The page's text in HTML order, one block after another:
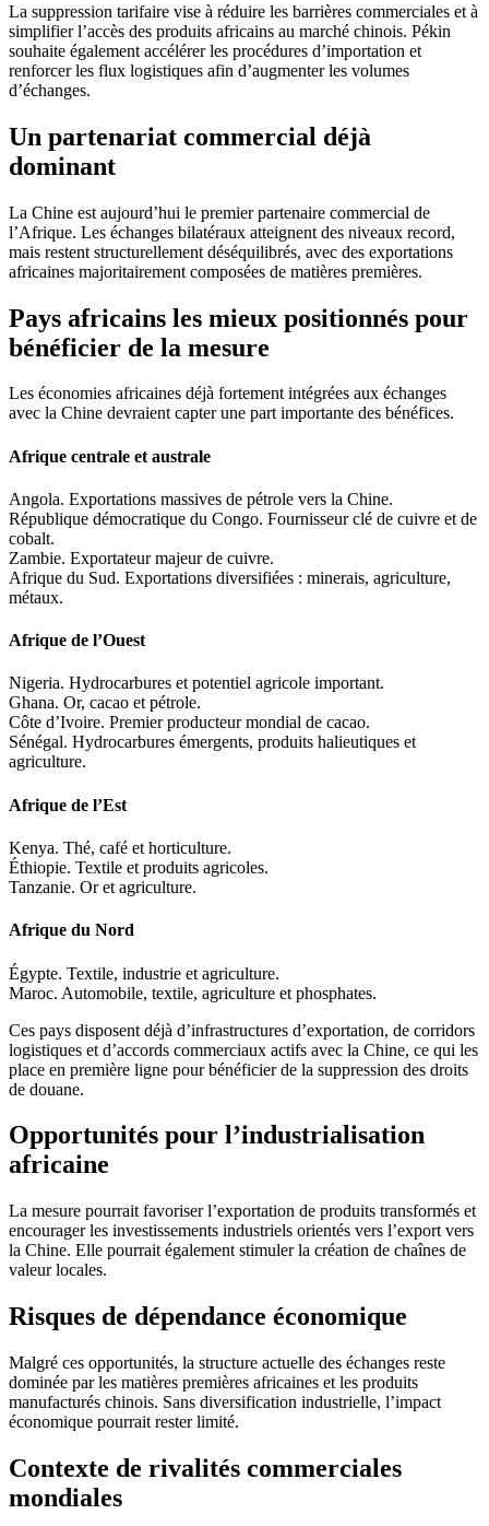
La suppression tarifaire vise à réduire les barrières commerciales et à
simplifier l’accès des produits africains au marché chinois. Pékin
souhaite également accélérer les procédures d’importation et
renforcer les flux logistiques afin d’augmenter les volumes
d’échanges.
Un partenariat commercial déjà
dominant
La Chine est aujourd’hui le premier partenaire commercial de
l’Afrique. Les échanges bilatéraux atteignent des niveaux record,
mais restent structurellement déséquilibrés, avec des exportations
africaines majoritairement composées de matières premières.
Pays africains les mieux positionnés pour
bénéficier de la mesure
Les économies africaines déjà fortement intégrées aux échanges
avec la Chine devraient capter une part importante des bénéfices.
Afrique centrale et australe
Angola. Exportations massives de pétrole vers la Chine.
République démocratique du Congo. Fournisseur clé de cuivre et de
cobalt.
Zambie. Exportateur majeur de cuivre.
Afrique du Sud. Exportations diversifiées : minerais, agriculture,
métaux.
Afrique de l’Ouest
Nigeria. Hydrocarbures et potentiel agricole important.
Ghana. Or, cacao et pétrole.
Côte d’Ivoire. Premier producteur mondial de cacao.
Sénégal. Hydrocarbures émergents, produits halieutiques et
agriculture.
Afrique de l’Est
Kenya. Thé, café et horticulture.
Éthiopie. Textile et produits agricoles.
Tanzanie. Or et agriculture.
Afrique du Nord
Égypte. Textile, industrie et agriculture.
Maroc. Automobile, textile, agriculture et phosphates.
Ces pays disposent déjà d’infrastructures d’exportation, de corridors
logistiques et d’accords commerciaux actifs avec la Chine, ce qui les
place en première ligne pour bénéficier de la suppression des droits
de douane.
Opportunités pour l’industrialisation
africaine
La mesure pourrait favoriser l’exportation de produits transformés et
encourager les investissements industriels orientés vers l’export vers
la Chine. Elle pourrait également stimuler la création de chaînes de
valeur locales.
Risques de dépendance économique
Malgré ces opportunités, la structure actuelle des échanges reste
dominée par les matières premières africaines et les produits
manufacturés chinois. Sans diversification industrielle, l’impact
économique pourrait rester limité.
Contexte de rivalités commerciales
mondiales